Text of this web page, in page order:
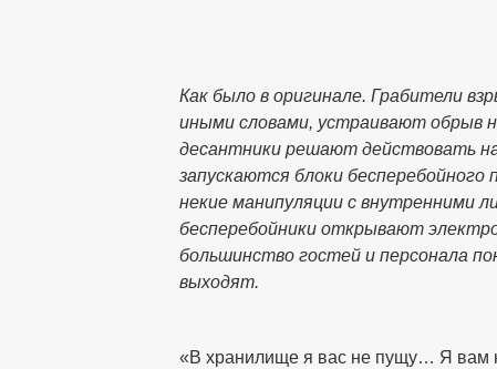
Как было в оригинале. Грабители
иными словами, устраивают обрыв
десантники решают действовать
запускаются блоки
некие манипуляции с внутренними
бесперебойники открывают
большинство гостей и персонала
выходят.
«В хранилище я вас не пущу… Я вам